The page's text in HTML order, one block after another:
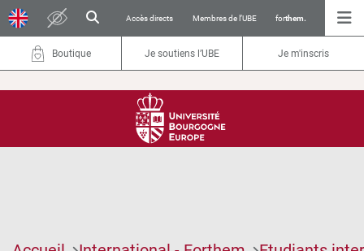
Accès directs Membres de l’UBE forthem.
Boutique Je soutiens l’UBE Je m'inscris